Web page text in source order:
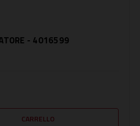
- 4016599